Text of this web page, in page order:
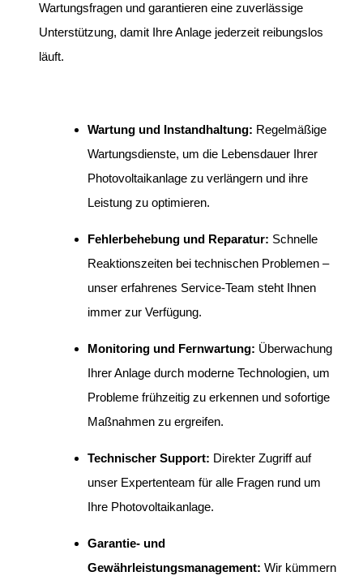
Wartungsfragen und garantieren eine zuverlässige
Unterstützung, damit Ihre Anlage jederzeit reibungslos
läuft.
Wartung und Instandhaltung: Regelmäßige
Wartungsdienste, um die Lebensdauer Ihrer
Photovoltaikanlage zu verlängern und ihre
Leistung zu optimieren.
Fehlerbehebung und Reparatur: Schnelle
Reaktionszeiten bei technischen Problemen –
unser erfahrenes Service-Team steht Ihnen
immer zur Verfügung.
Monitoring und Fernwartung: Überwachung
Ihrer Anlage durch moderne Technologien, um
Probleme frühzeitig zu erkennen und sofortige
Maßnahmen zu ergreifen.
Technischer Support: Direkter Zugriff auf
unser Expertenteam für alle Fragen rund um
Ihre Photovoltaikanlage.
Garantie- und
Gewährleistungsmanagement: Wir kümmern